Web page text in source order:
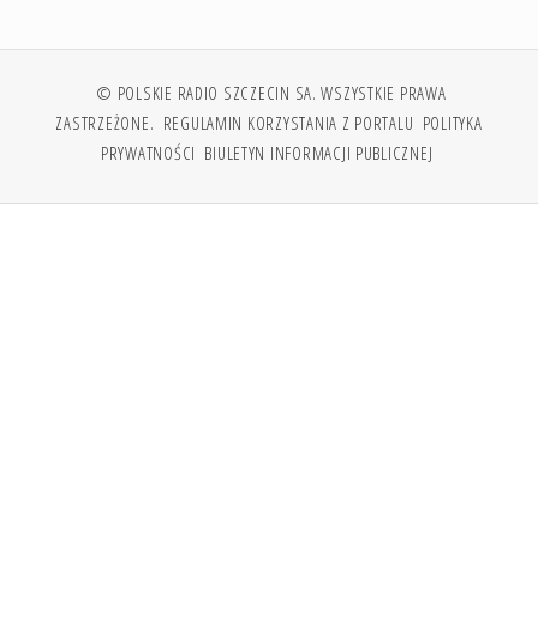
© POLSKIE RADIO SZCZECIN SA. WSZYSTKIE PRAWA
ZASTRZEŻONE. REGULAMIN KORZYSTANIA Z PORTALU POLITYKA
PRYWATNOŚCI BIULETYN INFORMACJI PUBLICZNEJ